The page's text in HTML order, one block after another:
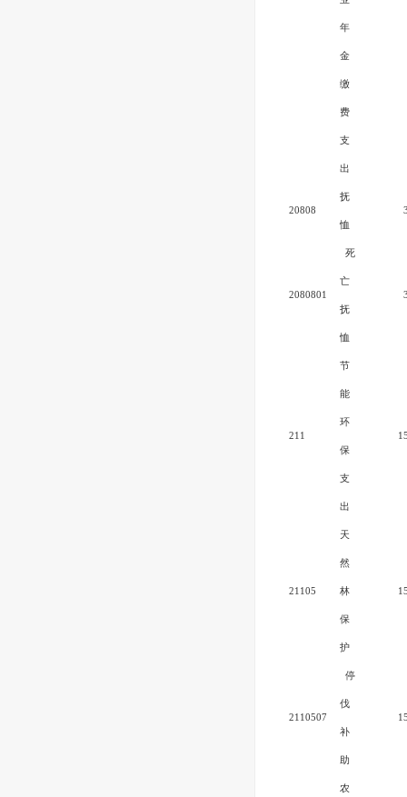
年
金
缴
费
支
出
20808
抚
恤
2080801
死
亡
抚
恤
211
节
能
环
保
支
出
21105
天
然
林
保
护
2110507
停
伐
补
助
农